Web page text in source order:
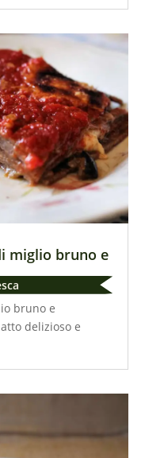
miglio bruno e
bruno e
delizioso e